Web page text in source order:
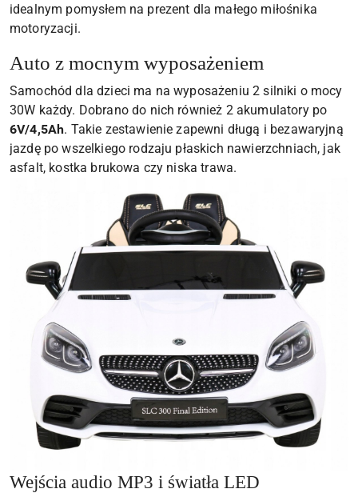
idealnym pomysłem na prezent dla małego miłośnika
motoryzacji.
Auto z mocnym wyposażeniem
Samochód dla dzieci ma na wyposażeniu 2 silniki o mocy
30W każdy. Dobrano do nich również 2 akumulatory po
6V/4,5Ah. Takie zestawienie zapewni długą i bezawaryjną
jazdę po wszelkiego rodzaju płaskich nawierzchniach, jak
asfalt, kostka brukowa czy niska trawa.
Wejścia audio MP3 i światła LED